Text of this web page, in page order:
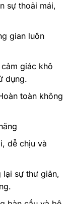
sự thoải mái,
gian luôn
giác khô
dụng.
toàn không
dễ chịu và
lại sự thư giãn,